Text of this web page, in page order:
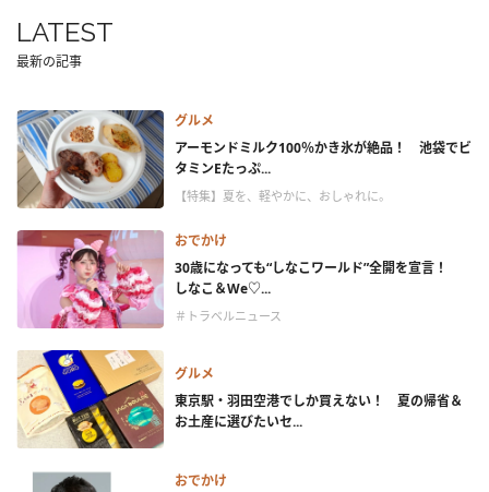
LATEST
最新の記事
グルメ
アーモンドミルク100％かき氷が絶品！ 池袋でビ
タミンEたっぷ...
【特集】夏を、軽やかに、おしゃれに。
おでかけ
30歳になっても“しなこワールド”全開を宣言！
しなこ＆We♡...
＃トラベルニュース
グルメ
東京駅・羽田空港でしか買えない！ 夏の帰省＆
お土産に選びたいセ...
おでかけ